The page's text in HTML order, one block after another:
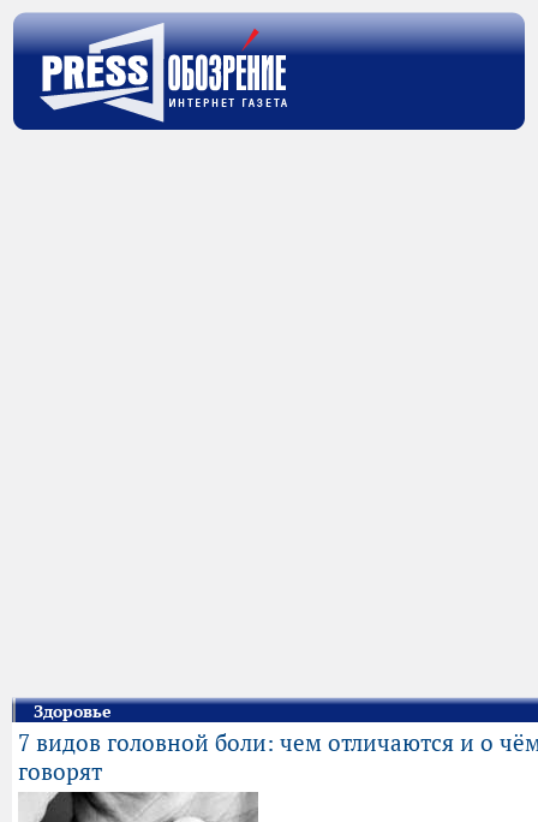
Здоровье
7 видов головной боли: чем отличаются и о
говорят